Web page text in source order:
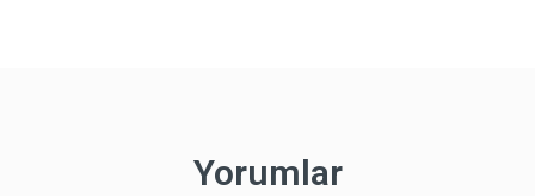
Yorumlar